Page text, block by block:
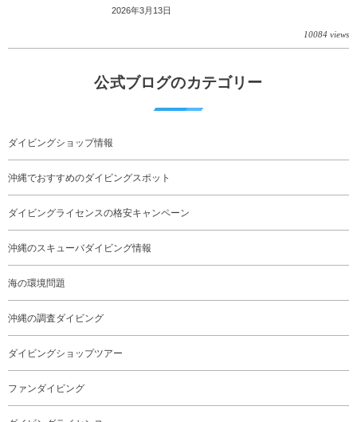
2026年3月13日
10084 views
公式ブログのカテゴリー
ダイビングショップ情報
沖縄でおすすめのダイビングスポット
ダイビングライセンスの格安キャンペーン
沖縄のスキューバダイビング情報
海の環境問題
沖縄の調査ダイビング
ダイビングショップツアー
ファンダイビング